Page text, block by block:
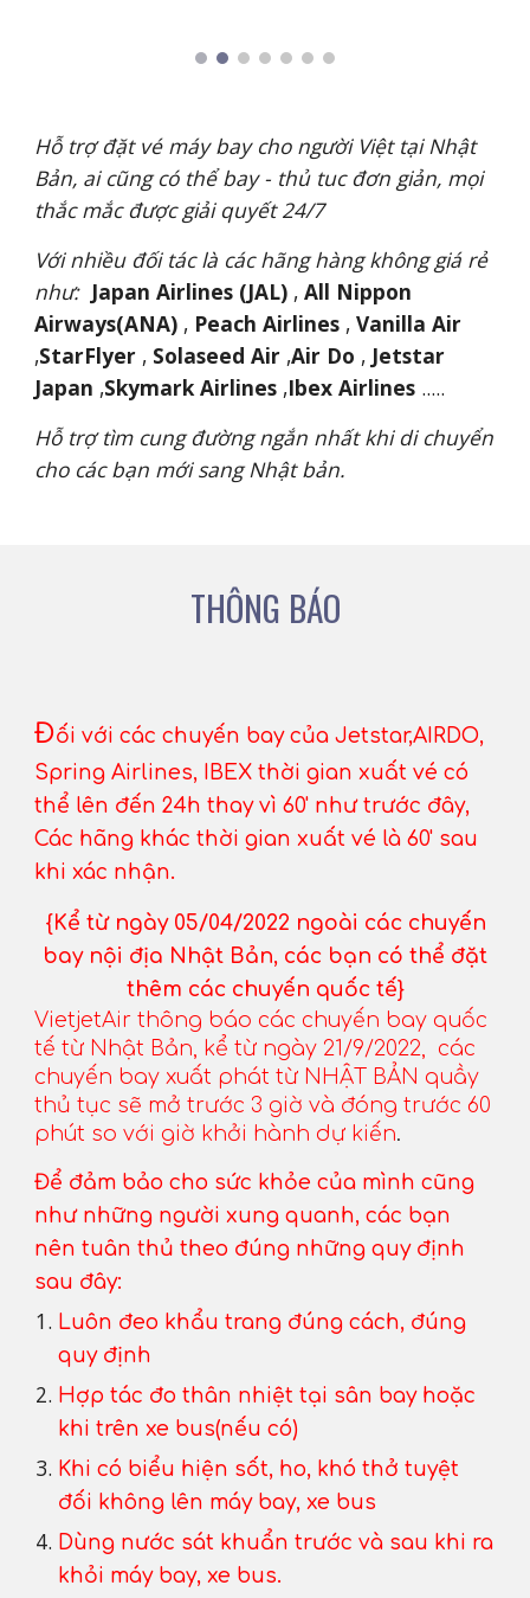
Hỗ trợ đặt vé máy bay cho người Việt tại Nhật
Bản, ai cũng có thể bay - thủ tuc đơn giản, mọi
thắc mắc được giải quyết 24/7
Với nhiều đối tác là các hãng hàng không giá rẻ
như: Japan Airlines (JAL) ,All Nippon
Airways(ANA) , Peach Airlines ,Vanilla Air
,StarFlyer , Solaseed Air ,Air Do , Jetstar
Japan ,Skymark Airlines ,Ibex Airlines .....
Hỗ trợ tìm cung đường ngắn nhất khi di chuyển
cho các bạn mới sang Nhật bản.
THÔNG BÁO
Đối với các chuyến bay của Jetstar,AIRDO,
Spring Airlines, IBEX thời gian xuất vé có
thể lên đến 24h thay vì 60' như trước đây,
Các hãng khác thời gian xuất vé là 60' sau
khi xác nhận.
{Kể từ ngày 05/04/2022 ngoài các chuyến
bay nội địa Nhật Bản, các bạn có thể đặt
thêm các chuyến quốc tế}
VietjetAir thông báo các chuyến bay quốc
tế từ Nhật Bản, kể từ ngày 21/9/2022, các
chuyến bay xuất phát từ NHẬT BẢN quầy
thủ tục sẽ mở trước 3 giờ và đóng trước 60
phút so với giờ khởi hành dự kiến.
Để đảm bảo cho sức khỏe của mình cũng
như những người xung quanh, các bạn
nên tuân thủ theo đúng những quy định
sau đây:
Luôn đeo khẩu trang đúng cách, đúng
quy định
Hợp tác đo thân nhiệt tại sân bay hoặc
khi trên xe bus(nếu có)
Khi có biểu hiện sốt, ho, khó thở tuyệt
đối không lên máy bay, xe bus
Dùng nước sát khuẩn trước và sau khi ra
khỏi máy bay, xe bus.